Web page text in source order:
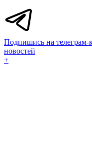
Подпишись на телеграм-
новостей
+